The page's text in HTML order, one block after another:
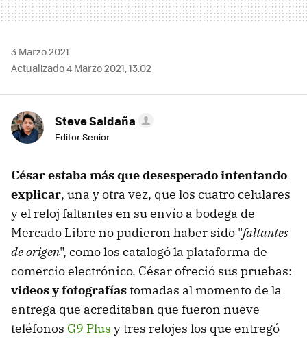
3 Marzo 2021
Actualizado 4 Marzo 2021, 13:02
Steve Saldaña
Editor Senior
César estaba más que desesperado intentando
explicar, una y otra vez, que los cuatro celulares
y el reloj faltantes en su envío a bodega de
Mercado Libre no pudieron haber sido "faltantes
de origen", como los catalogó la plataforma de
comercio electrónico. César ofreció sus pruebas:
videos y fotografíastomadas al momento de la
entrega que acreditaban que fueron nueve
teléfonos G9 Plus y tres relojes los que entregó